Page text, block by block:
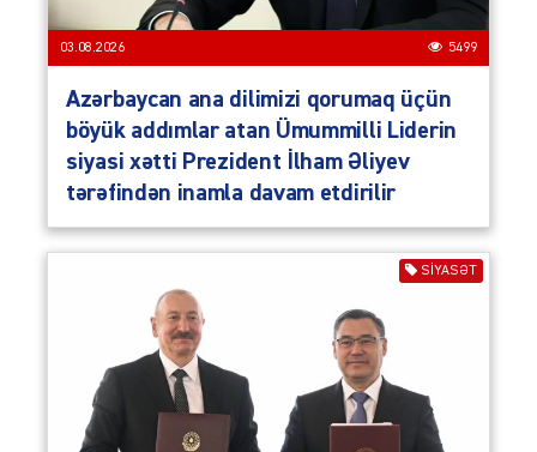
03.08.2026 5499
Azərbaycan ana dilimizi qorumaq üçün
böyük addımlar atan Ümummilli Liderin
siyasi xətti Prezident İlham Əliyev
tərəfindən inamla davam etdirilir
SIYASƏT